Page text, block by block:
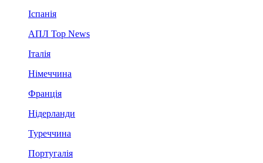
Іспанія
АПЛ Top News
Італія
Німеччина
Франція
Нідерланди
Туреччина
Португалія